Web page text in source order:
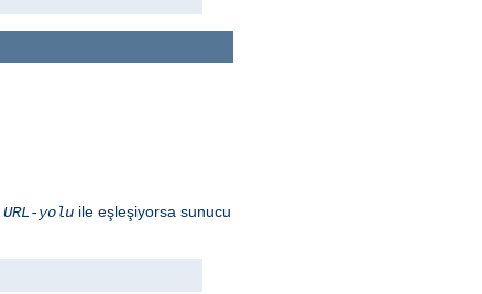
URL-yolu ile eşleşiyorsa sunucu